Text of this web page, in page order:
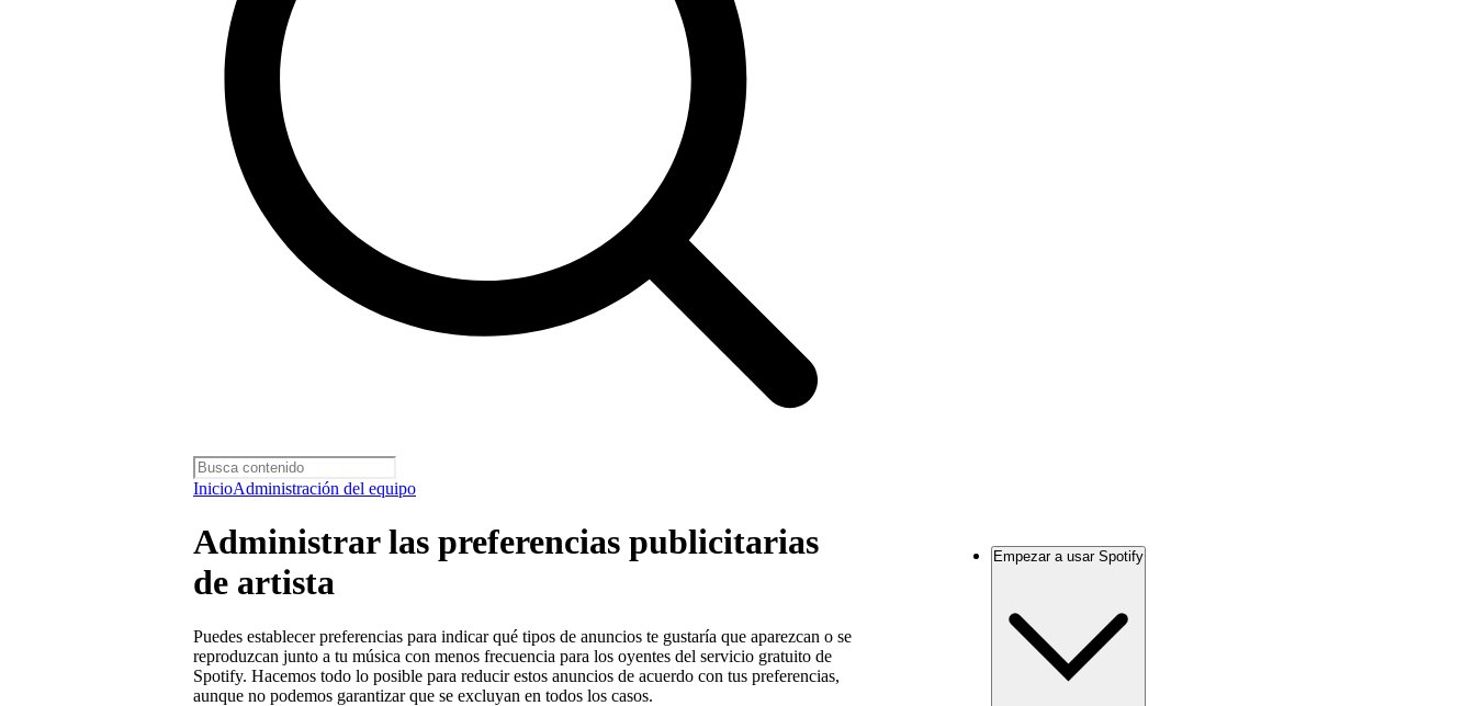
InicioAdministración del equipo
Administrar las preferencias publicitarias
de artista
Puedes establecer preferencias para indicar qué tipos de anuncios te gustaría que aparezcan o se
reproduzcan junto a tu música con menos frecuencia para los oyentes del servicio gratuito de
Spotify. Hacemos todo lo posible para reducir estos anuncios de acuerdo con tus preferencias,
aunque no podemos garantizar que se excluyan en todos los casos.
Empezar a usar Spotify